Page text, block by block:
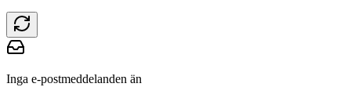
Inga e-postmeddelanden än